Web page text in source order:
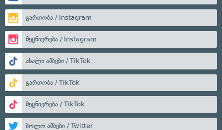
გართობა / Instagram
მეცნიერება / Instagram
ახალი ამბები / TikTok
გართობა / TikTok
მეცნიერება / TikTok
ბოლო ამბები / Twitter